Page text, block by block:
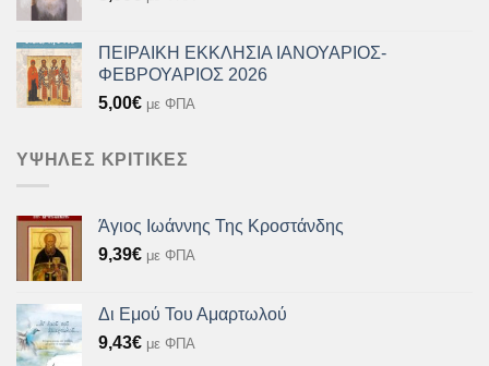
ΠΕΙΡΑΙΚΗ ΕΚΚΛΗΣΙΑ ΙΑΝΟΥΑΡΙΟΣ-
ΦΕΒΡΟΥΑΡΙΟΣ 2026
5,00€ με ΦΠΑ
ΥΨΗΛΈΣ ΚΡΙΤΙΚΈΣ
Άγιος Ιωάννης Της Κροστάνδης
9,39€ με ΦΠΑ
Δι Εμού Του Αμαρτωλού
9,43€ με ΦΠΑ